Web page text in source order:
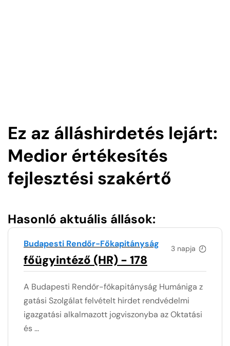
Ez az álláshirdetés lejárt:
Medior értékesítés
fejlesztési szakértő
Hasonló aktuális állások:
3 napja
Budapesti Rendőr-Főkapitányság
főügyintéző (HR) - 178
A Budapesti Rendőr-főkapitányság Humániga z
gatási Szolgálat felvételt hirdet rendvédelmi
igazgatási alkalmazott jogviszonyba az Oktatási
és ...